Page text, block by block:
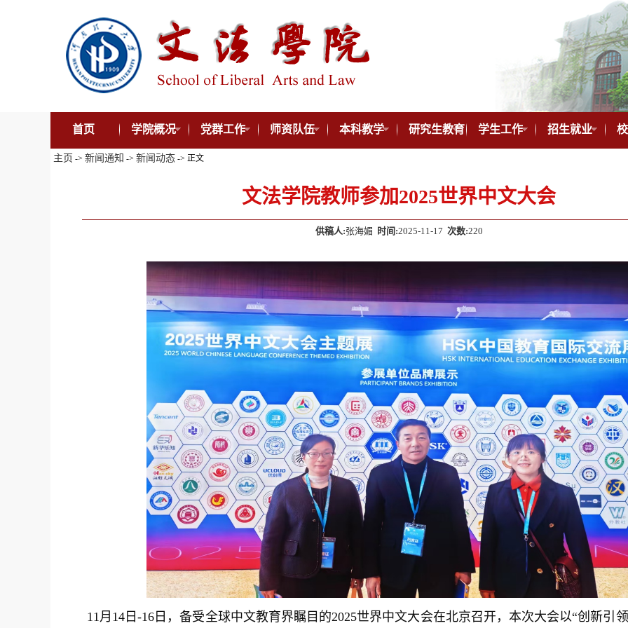
首页 学院概况 党群工作 师资队伍 本科教学 研究生教育 学生工作 招生就业
主页 -> 新闻通知 -> 新闻动态 -> 正文
文法学院教师参加2025世界中文大会
供稿人:张海媚 时间:2025-11-17 次数:220
11月14日-16日，备受全球中文教育界瞩目的2025世界中文大会在北京召开，本次大会以“创新